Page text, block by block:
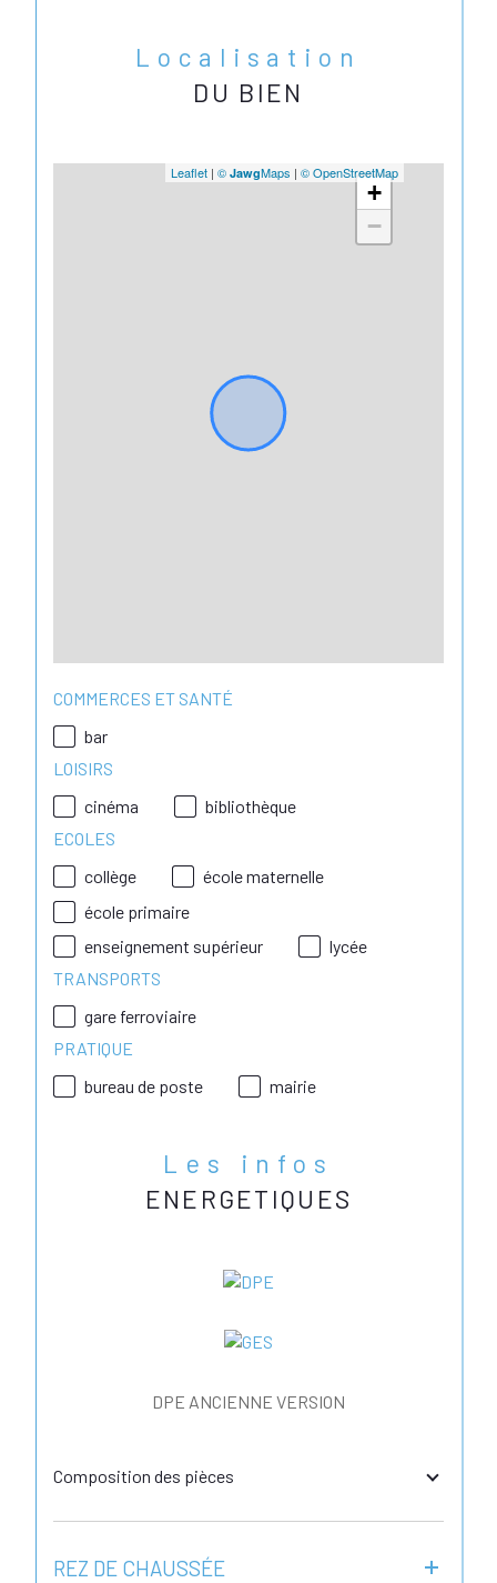
Localisation
DU BIEN
+
−
Leaflet | © JawgMaps | © OpenStreetMap
COMMERCES ET SANTÉ
bar
LOISIRS
cinéma
bibliothèque
ECOLES
collège
école maternelle
école primaire
enseignement supérieur
lycée
TRANSPORTS
gare ferroviaire
PRATIQUE
bureau de poste
mairie
Les infos
ENERGETIQUES
DPE ANCIENNE VERSION
Composition des pièces
REZ DE CHAUSSÉE